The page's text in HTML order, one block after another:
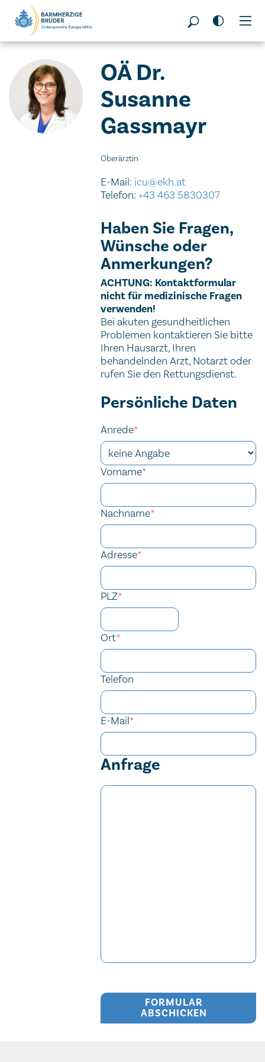
Seitenbereiche:
OÄ Dr.
Susanne
Gassmayr
Oberärztin
E-Mail: icu@ekh.at
Telefon:+43 463 5830307
Haben Sie Fragen,
Wünsche oder
Anmerkungen?
Wichtiger Hinweis
ACHTUNG: Kontaktformular
nicht für medizinische Fragen
verwenden!
Bei akuten gesundheitlichen
Problemen kontaktieren Sie bitte
Ihren Hausarzt, Ihren
behandelnden Arzt, Notarzt oder
rufen Sie den Rettungsdienst.
Kontaktformular
Persönliche Daten
Anrede*
Vorname*
Nachname*
Adresse*
PLZ*
Ort*
Telefon
E-Mail*
Anfrage
FORMULAR
ABSCHICKEN